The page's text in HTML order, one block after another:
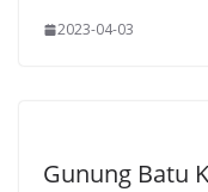
2023-04-03
Gunung Batu